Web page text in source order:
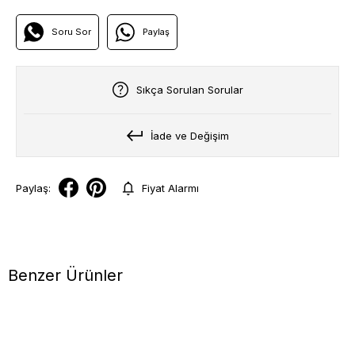
Soru Sor Paylaş
Sıkça Sorulan Sorular
İade ve Değişim
Paylaş: Fiyat Alarmı
Benzer Ürünler